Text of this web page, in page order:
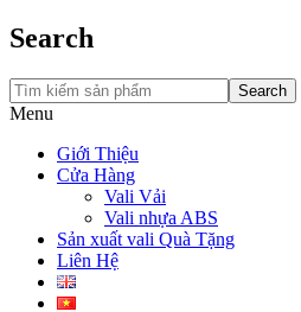
Search
Search
Menu
Giới Thiệu
Cửa Hàng
Vali Vải
Vali nhựa ABS
Sản xuất vali Quà Tặng
Liên Hệ